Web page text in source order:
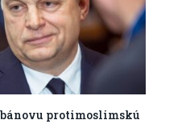
protimoslimskú